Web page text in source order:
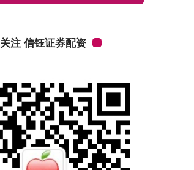
关注 信钰证券配资